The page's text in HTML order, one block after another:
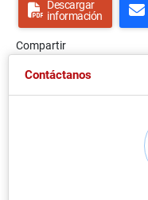
Descargar
información
Compartir
Contáctanos